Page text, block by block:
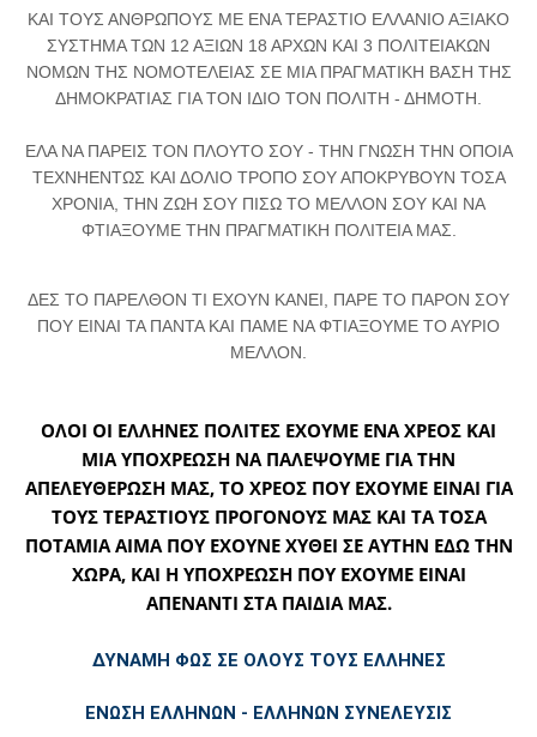
ΚΑΙ ΤΟΥΣ ΑΝΘΡΩΠΟΥΣ ΜΕ ΕΝΑ ΤΕΡΑΣΤΙΟ ΕΛΛΑΝΙΟ ΑΞΙΑΚΟ
ΣΥΣΤΗΜΑ ΤΩΝ 12 ΑΞΙΩΝ 18 ΑΡΧΩΝ ΚΑΙ 3 ΠΟΛΙΤΕΙΑΚΩΝ
ΝΟΜΩΝ ΤΗΣ ΝΟΜΟΤΕΛΕΙΑΣ ΣΕ ΜΙΑ ΠΡΑΓΜΑΤΙΚΗ ΒΑΣΗ ΤΗΣ
ΔΗΜΟΚΡΑΤΙΑΣ ΓΙΑ ΤΟΝ ΙΔΙΟ ΤΟΝ ΠΟΛΙΤΗ - ΔΗΜΟΤΗ.
ΕΛΑ ΝΑ ΠΑΡΕΙΣ ΤΟΝ ΠΛΟΥΤΟ ΣΟΥ - ΤΗΝ ΓΝΩΣΗ ΤΗΝ ΟΠΟΙΑ
ΤΕΧΝΗΕΝΤΩΣ ΚΑΙ ΔΟΛΙΟ ΤΡΟΠΟ ΣΟΥ ΑΠΟΚΡΥΒΟΥΝ ΤΟΣΑ
ΧΡΟΝΙΑ, ΤΗΝ ΖΩΗ ΣΟΥ ΠΙΣΩ ΤΟ ΜΕΛΛΟΝ ΣΟΥ ΚΑΙ ΝΑ
ΦΤΙΑΞΟΥΜΕ ΤΗΝ ΠΡΑΓΜΑΤΙΚΗ ΠΟΛΙΤΕΙΑ ΜΑΣ.
ΔΕΣ ΤΟ ΠΑΡΕΛΘΟΝ ΤΙ ΕΧΟΥΝ ΚΑΝΕΙ, ΠΑΡΕ ΤΟ ΠΑΡΟΝ ΣΟΥ
ΠΟΥ ΕΙΝΑΙ ΤΑ ΠΑΝΤΑ ΚΑΙ ΠΑΜΕ ΝΑ ΦΤΙΑΞΟΥΜΕ ΤΟ ΑΥΡΙΟ
ΜΕΛΛΟΝ.
ΟΛΟΙ ΟΙ ΕΛΛΗΝΕΣ ΠΟΛΙΤΕΣ ΕΧΟΥΜΕ ΕΝΑ ΧΡΕΟΣ ΚΑΙ
ΜΙΑ ΥΠΟΧΡΕΩΣΗ ΝΑ ΠΑΛΕΨΟΥΜΕ ΓΙΑ ΤΗΝ
ΑΠΕΛΕΥΘΕΡΩΣΗ ΜΑΣ, ΤΟ ΧΡΕΟΣ ΠΟΥ ΕΧΟΥΜΕ ΕΙΝΑΙ ΓΙΑ
ΤΟΥΣ ΤΕΡΑΣΤΙΟΥΣ ΠΡΟΓΟΝΟΥΣ ΜΑΣ ΚΑΙ ΤΑ ΤΟΣΑ
ΠΟΤΑΜΙΑ ΑΙΜΑ ΠΟΥ ΕΧΟΥΝΕ ΧΥΘΕΙ ΣΕ ΑΥΤΗΝ ΕΔΩ ΤΗΝ
ΧΩΡΑ, ΚΑΙ Η ΥΠΟΧΡΕΩΣΗ ΠΟΥ ΕΧΟΥΜΕ ΕΙΝΑΙ
ΑΠΕΝΑΝΤΙ ΣΤΑ ΠΑΙΔΙΑ ΜΑΣ.
ΔΥΝΑΜΗ ΦΩΣ ΣΕ ΟΛΟΥΣ ΤΟΥΣ ΕΛΛΗΝΕΣ
ΕΝΩΣΗ ΕΛΛΗΝΩΝ - ΕΛΛΗΝΩΝ ΣΥΝΕΛΕΥΣΙΣ